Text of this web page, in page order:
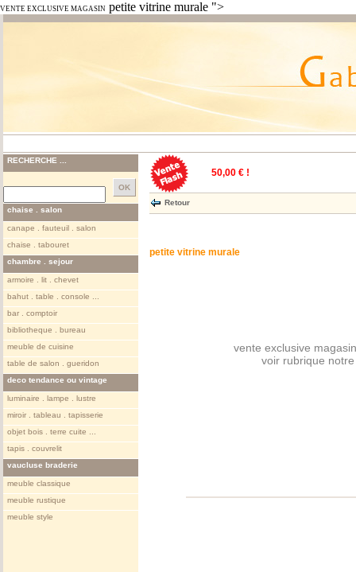
VENTE EXCLUSIVE MAGASIN petite vitrine murale ">
RECHERCHE ...
chaise . salon
canape . fauteuil . salon
chaise . tabouret
chambre . sejour
armoire . lit . chevet
bahut . table . console ...
bar . comptoir
bibliotheque . bureau
meuble de cuisine
table de salon . gueridon
deco tendance ou vintage
luminaire . lampe . lustre
miroir . tableau . tapisserie
objet bois . terre cuite ...
tapis . couvrelit
vaucluse braderie
meuble classique
meuble rustique
meuble style
50,00 € !
Retour
petite vitrine murale
vente exclusive
voir rubrique